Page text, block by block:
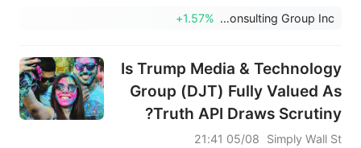
Huron Consulting Group Inc.
+1.57%
Is Trump Media & Technology
Group (DJT) Fully Valued As
Truth API Draws Scrutiny?
Simply Wall St
05/08 21:41